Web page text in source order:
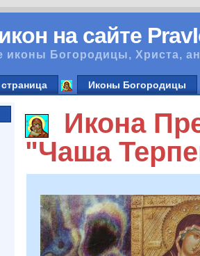
на сайте
иконы Богородицы, Христа,
Иконы Богородицы
Икона
"Чаша